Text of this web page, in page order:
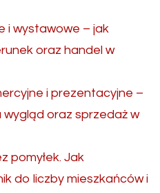
i wystawowe – jak
oraz handel w
i prezentacyjne –
oraz sprzedaż w
pomyłek. Jak
do liczby mieszkańców i